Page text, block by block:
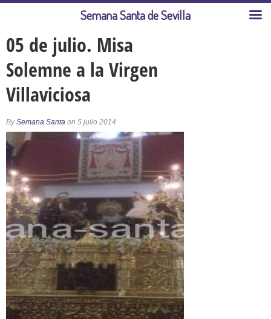
05 de julio. Misa
Solemne a la Virgen
Villaviciosa
BySemana Santa on 5 julio 2014
Semana Santa de Sevilla